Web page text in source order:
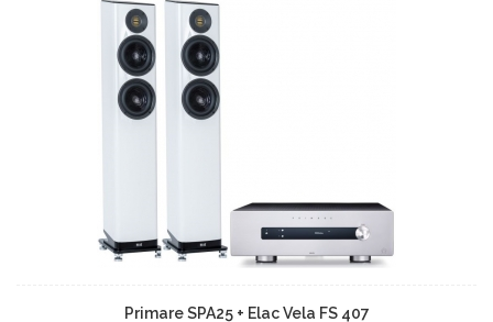
Primare SPA25 + Elac Vela FS 407